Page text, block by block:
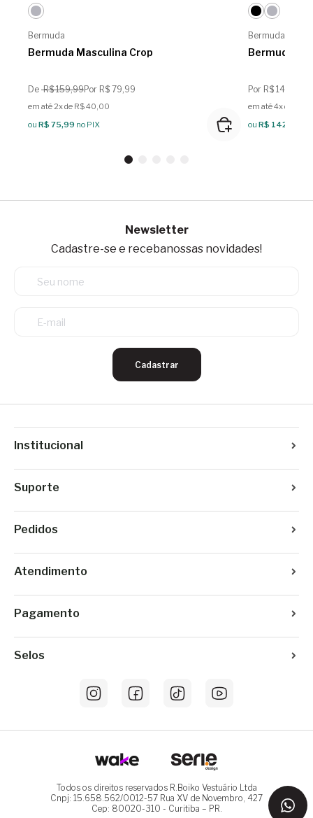
Bermuda
Bermuda Masculina Crop
De R$ 159,99Por R$ 79,99
em até 2x de R$ 40,00
ou R$ 75,99 no PIX
Bermuda
Bermuda
Por R$ 149,99
em até 4x de R$
ou R$ 142,49
Newsletter
Cadastre-se e recebanossas novidades!
Cadastrar
Institucional
Suporte
Pedidos
Atendimento
Pagamento
Selos
Todos os direitos reservados R.Boiko Vestuário Ltda
Cnpj: 15.658.562/0012-57 Rua XV de Novembro, 427
Cep: 80020-310 - Curitiba – PR.